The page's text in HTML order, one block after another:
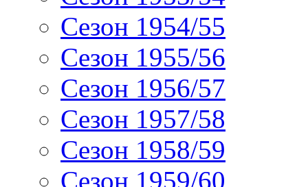
Сезон 1954/55
Сезон 1955/56
Сезон 1956/57
Сезон 1957/58
Сезон 1958/59
Сезон 1959/60